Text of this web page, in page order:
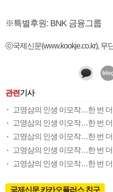
※특별후원: BNK 금융그룹
ⓒ국제신문(www.kookje.co.kr), 무
관련기사
국제신문 카카오플러스 친구